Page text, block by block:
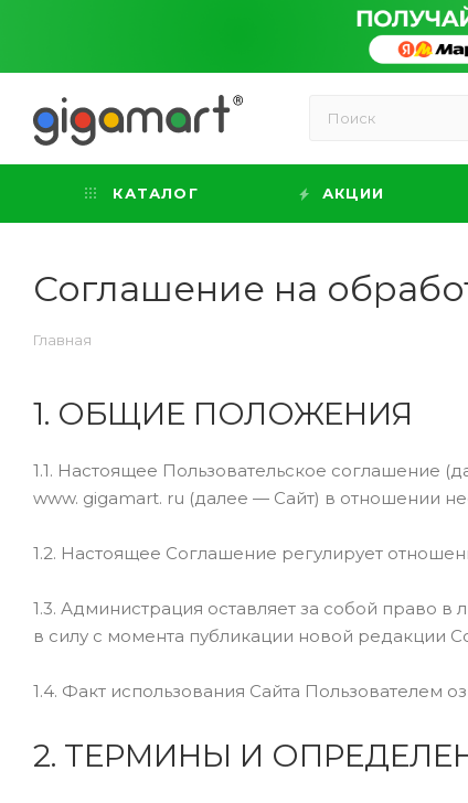
КАТАЛОГ АКЦИИ
Соглашение на
Главная
1. ОБЩИЕ ПОЛОЖЕНИЯ
1.1. Настоящее Пользовательское соглашение
www. gigamart. ru (далее — Сайт) в отношении
1.2. Настоящее Соглашение регулирует
1.3. Администрация оставляет за собой право
в силу с момента публикации новой редакции
1.4. Факт использования Сайта Пользователем
2. ТЕРМИНЫ И